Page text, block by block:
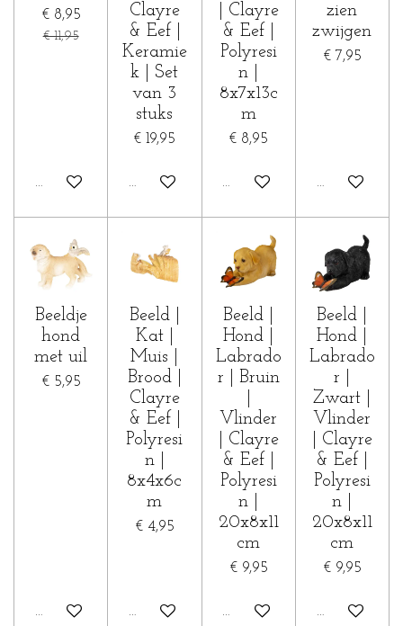
€ 8,95
€ 11,95
In winkelwagen
Clayre
& Eef |
Keramie
k | Set
van 3
stuks
€ 19,95
In winkelwagen
| Clayre
& Eef |
Polyresi
n |
8x7x13c
m
€ 8,95
Houd mij op de hoogte
zien
zwijgen
€ 7,95
In
Beeldje
hond
met uil
€ 5,95
In winkelwagen
Beeld |
Kat |
Muis |
Brood |
Clayre
& Eef |
Polyresi
n |
8x4x6c
m
€ 4,95
In winkelwagen
Beeld |
Hond |
Labrado
r | Bruin
Vlinder
| Clayre
& Eef |
Polyresi
n |
20x8x11
cm
€ 9,95
In winkelwagen
Beeld |
Hond |
Labrado
r |
Zwart |
Vlinder
| Clayre
& Eef |
Polyresi
n |
20x8x11
cm
€ 9,95
In